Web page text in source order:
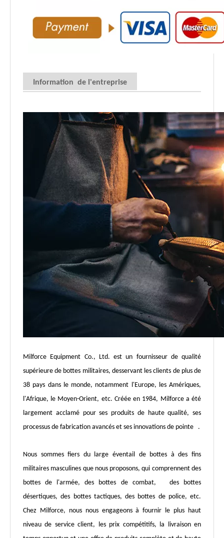
Information de l'entreprise
Milforce Equipment Co., Ltd. est un fournisseur de qualité
supérieure de bottes militaires, desservant les clients de plus de
38 pays dans le monde, notamment l'Europe, les Amériques,
l'Afrique, le Moyen-Orient, etc. Créée en 1984, Milforce a été
largement acclamé pour ses produits de haute qualité, ses
processus de fabrication avancés et ses innovations de pointe .
Nous sommes fiers du large éventail de bottes à des fins
militaires masculines que nous proposons, qui comprennent des
bottes de l'armée, des bottes de combat, des bottes
désertiques, des bottes tactiques, des bottes de police, etc.
Chez Milforce, nous nous engageons à fournir le plus haut
niveau de service client, les prix compétitifs, la livraison en